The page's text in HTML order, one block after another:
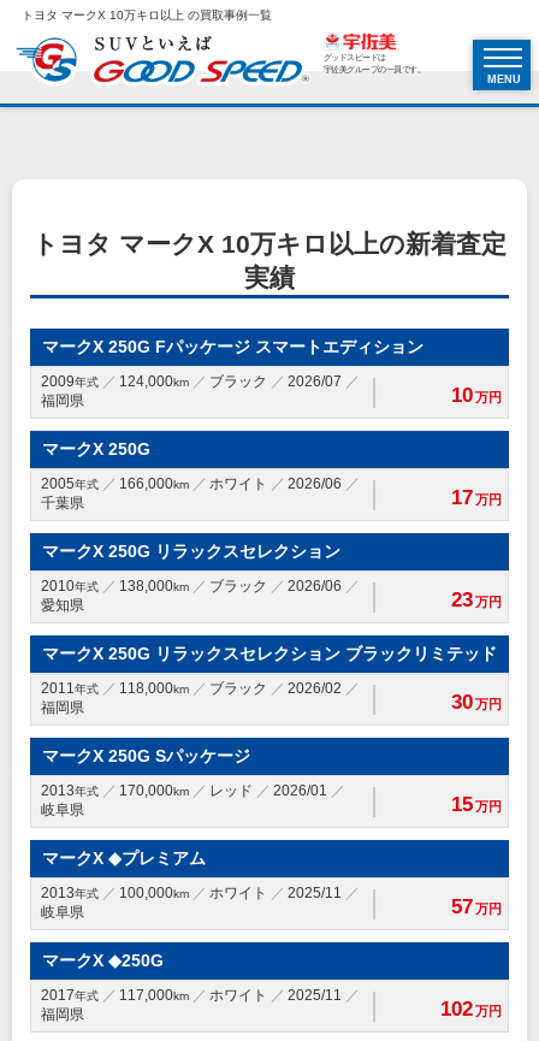
トヨタ マークX 10万キロ以上 の買取事例一覧
グッドスピードは
宇佐美グループの一員です。
MENU
トヨタ マークX 10万キロ以上の新着査定
実績
マークX 250G Fパッケージ スマートエディション
2009年式 124,000km ブラック
2026/07
福岡県
10万円
マークX 250G
2005年式 166,000km ホワイト
2026/06
千葉県
17万円
マークX 250G リラックスセレクション
2010年式 138,000km ブラック
2026/06
愛知県
23万円
マークX 250G リラックスセレクション ブラックリミテッド
2011年式 118,000km ブラック
2026/02
福岡県
30万円
マークX 250G Sパッケージ
2013年式 170,000km レッド
2026/01
岐阜県
15万円
マークX ◆プレミアム
2013年式 100,000km ホワイト
2025/11
岐阜県
57万円
マークX ◆250G
2017年式 117,000km ホワイト
2025/11
福岡県
102万円